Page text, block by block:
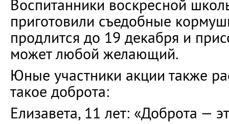
Воспитанники воскресной
приготовили съедобные
продлится до 19 декабря и
может любой желающий.
Юные участники акции также
такое доброта:
Елизавета, 11 лет: «Доброта —